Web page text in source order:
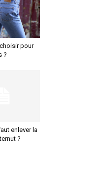
pour
?
enlever la
?